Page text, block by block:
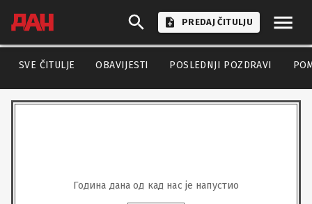
PREDAJ ČITULJU
SVE ČITULJE OBAVIJESTI POSLEDNJI POZDRAVI
Година дана од кад нас је напустио